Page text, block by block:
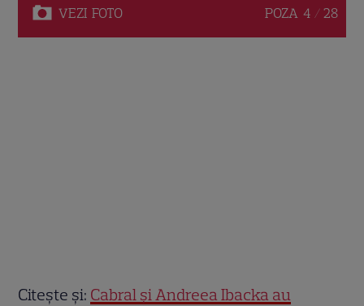
VEZI FOTO POZA 4 / 28
Citește și: Cabral și Andreea Ibacka au